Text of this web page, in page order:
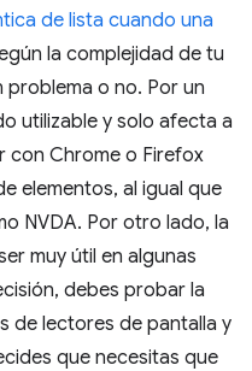
de lista cuando una
la complejidad de tu
o no. Por un
utilizable y solo afecta a
con Chrome o Firefox
elementos, al igual que
NVDA. Por otro lado, la
muy útil en algunas
debes probar la
de lectores de pantalla y
que necesitas que